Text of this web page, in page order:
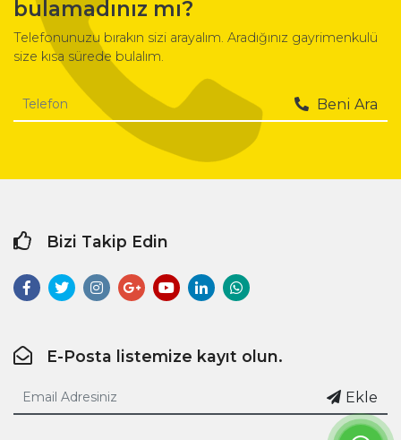
bulamadınız mı?
Telefonunuzu bırakın sizi arayalım. Aradığınız gayrimenkulü
size kısa sürede bulalım.
Beni Ara
Bizi Takip Edin
E-Posta listemize kayıt olun.
Ekle